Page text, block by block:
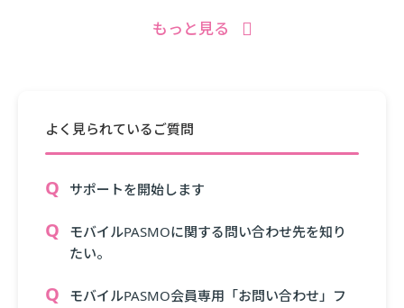
もっと見る
よく見られているご質問
サポートを開始します
モバイルPASMOに関する問い合わせ先を知り
たい。
モバイルPASMO会員専用「お問い合わせ」フ